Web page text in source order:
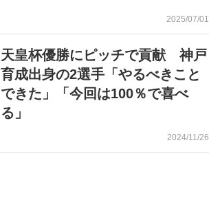
2025/07/01
天皇杯優勝にピッチで貢献 神戸
育成出身の2選手「やるべきこと
できた」「今回は100％で喜べ
る」
2024/11/26